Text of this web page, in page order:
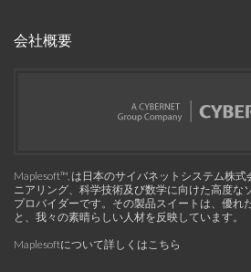
会社概要
Maplesoft™, は日本のサイバネットシステム株
ニアリング、科学技術及び数学に向けた高度な
プロバイダーです。その製品スイートは、優れ
と、我々の素晴らしい人材を反映しています。
Maplesoftについて詳しくはこちら